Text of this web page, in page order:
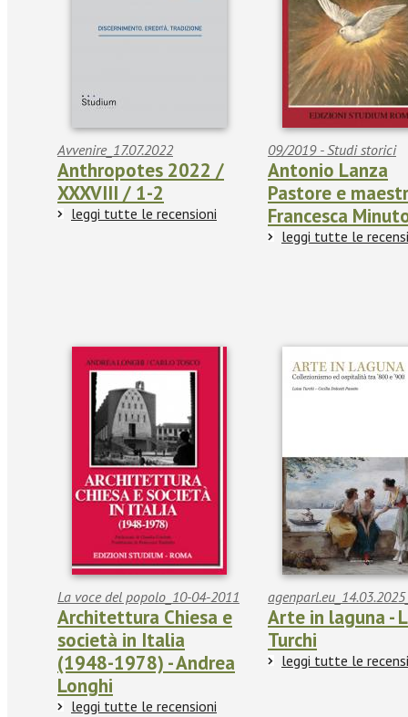
Avvenire_17.07.2022
Anthropotes 2022 /
XXXVIII / 1-2
leggi tutte le recensioni
09/2019 - Studi storici
Antonio Lanza
Pastore e
Francesca
leggi tutte le
La voce del popolo_10-04-2011
Architettura Chiesa e
società in Italia
(1948-1978) - Andrea
Longhi
leggi tutte le recensioni
Arte in laguna -
Turchi
leggi tutte le